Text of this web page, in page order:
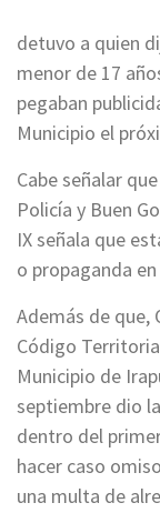
detuvo a quien
menor de 17
pegaban
Municipio el
Cabe señalar
Policía y Buen
IX señala que
o propaganda
Además de
Código
Municipio de
septiembre dio
dentro del
hacer caso
una multa de